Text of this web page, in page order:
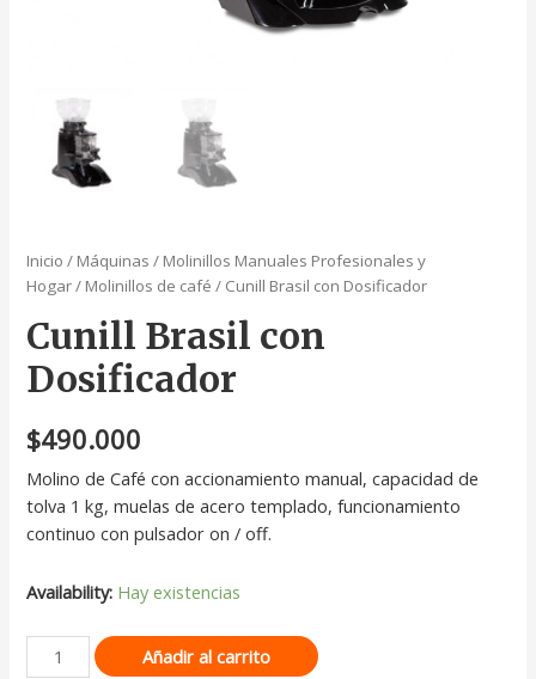
Inicio / Máquinas / Molinillos Manuales Profesionales y
Hogar/ Molinillos de café / Cunill Brasil con Dosificador
Cunill Brasil con
Dosificador
$490.000
Molino de Café con accionamiento manual, capacidad de
tolva 1 kg, muelas de acero templado, funcionamiento
continuo con pulsador on / off.
Availability: Hay existencias
Añadir al carrito